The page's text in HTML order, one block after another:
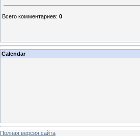
Всего комментариев: 0
Calendar
Полная версия сайта